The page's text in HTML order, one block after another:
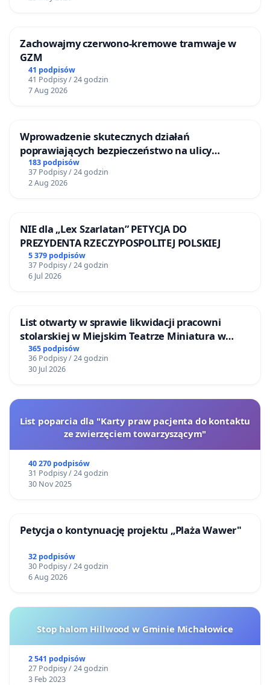
Zachowajmy czerwono-kremowe tramwaje w
GZM
41 podpisów
41 Podpisy / 24 godzin
7 Aug 2026
Wprowadzenie skutecznych działań
poprawiających bezpieczeństwo na ulicy
Żeromskiego w Otwocku
183 podpisów
37 Podpisy / 24 godzin
2 Aug 2026
NIE dla „Lex Szarlatan” PETYCJA DO
PREZYDENTA RZECZYPOSPOLITEJ POLSKIEJ
5 379 podpisów
37 Podpisy / 24 godzin
6 Jul 2026
List otwarty w sprawie likwidacji pracowni
stolarskiej w Miejskim Teatrze Miniatura w
Gdańsku
365 podpisów
36 Podpisy / 24 godzin
30 Jul 2026
List poparcia dla "Karty praw pacjenta do kontaktu
ze zwierzęciem towarzyszącym"
40 270 podpisów
31 Podpisy / 24 godzin
30 Nov 2025
Petycja o kontynuację projektu „Plaża Wawer"
32 podpisów
30 Podpisy / 24 godzin
6 Aug 2026
Stop halom Hillwood w Gminie Michałowice
2 541 podpisów
27 Podpisy / 24 godzin
3 Feb 2023